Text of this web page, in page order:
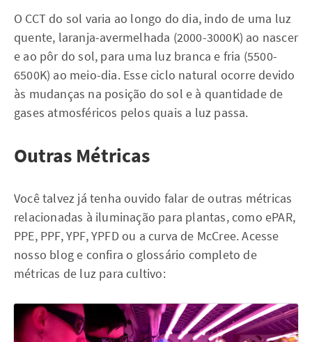
O CCT do sol varia ao longo do dia, indo de uma luz
quente, laranja-avermelhada (2000-3000K) ao nascer
e ao pôr do sol, para uma luz branca e fria (5500-
6500K) ao meio-dia. Esse ciclo natural ocorre devido
às mudanças na posição do sol e à quantidade de
gases atmosféricos pelos quais a luz passa.
Outras Métricas
Você talvez já tenha ouvido falar de outras métricas
relacionadas à iluminação para plantas, como ePAR,
PPE, PPF, YPF, YPFD ou a curva de McCree. Acesse
nosso blog e confira o glossário completo de
métricas de luz para cultivo: